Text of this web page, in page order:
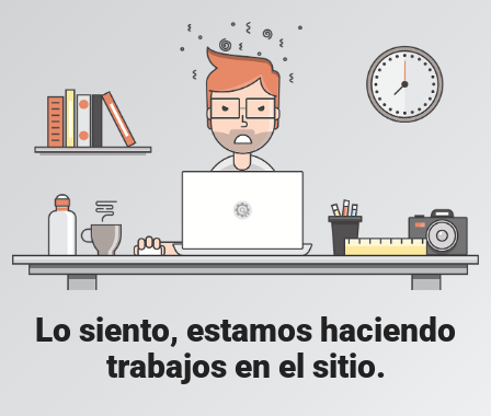
Lo siento, estamos haciendo
trabajos en el sitio.